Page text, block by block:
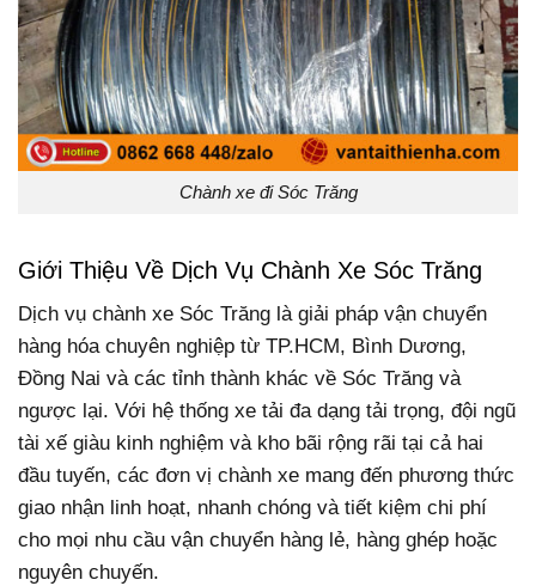
Chành xe đi Sóc Trăng
Giới Thiệu Về Dịch Vụ Chành Xe Sóc Trăng
Dịch vụ chành xe Sóc Trăng là giải pháp vận chuyển
hàng hóa chuyên nghiệp từ TP.HCM, Bình Dương,
Đồng Nai và các tỉnh thành khác về Sóc Trăng và
ngược lại. Với hệ thống xe tải đa dạng tải trọng, đội ngũ
tài xế giàu kinh nghiệm và kho bãi rộng rãi tại cả hai
đầu tuyến, các đơn vị chành xe mang đến phương thức
giao nhận linh hoạt, nhanh chóng và tiết kiệm chi phí
cho mọi nhu cầu vận chuyển hàng lẻ, hàng ghép hoặc
nguyên chuyến.